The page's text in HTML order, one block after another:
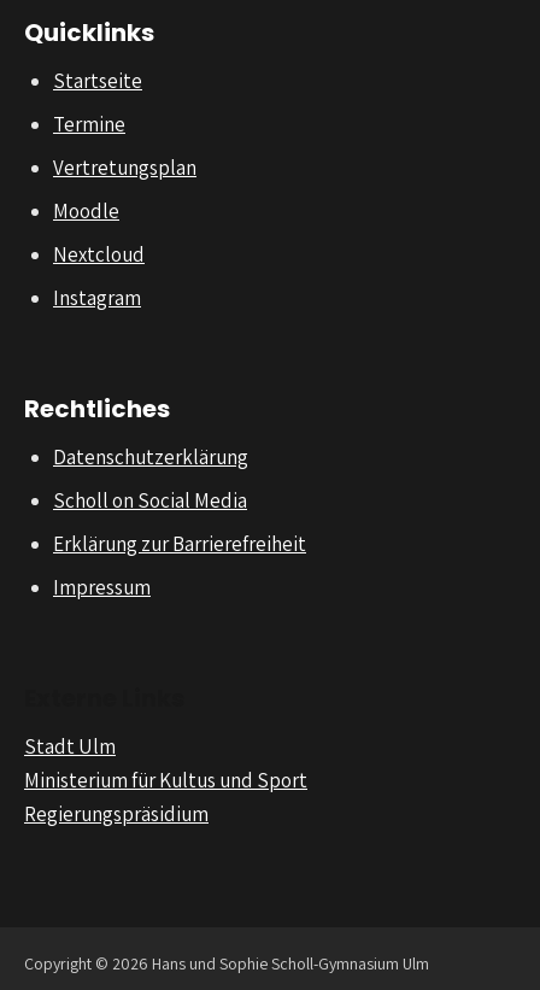
Quicklinks
Startseite
Termine
Vertretungsplan
Moodle
Nextcloud
Instagram
Rechtliches
Datenschutzerklärung
Scholl on Social Media
Erklärung zur Barrierefreiheit
Impressum
Stadt Ulm
Ministerium für Kultus und Sport
Regierungspräsidium
Copyright © 2026 Hans und Sophie Scholl-Gymnasium Ulm